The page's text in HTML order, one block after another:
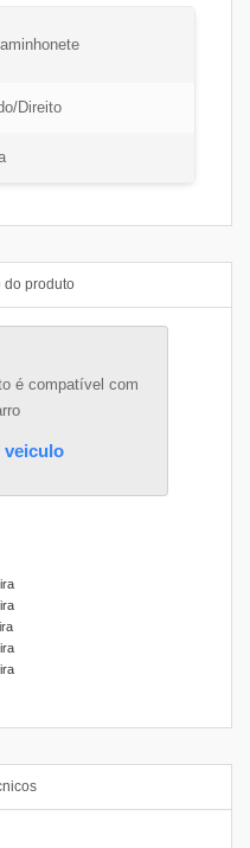
Direito
do produto
é compatível com
veiculo